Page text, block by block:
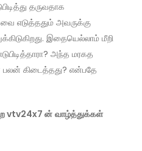
தருவதாக
எடுத்ததும் அவருக்கு
இதையெல்லாம் மீறி
அந்த மரகத
கிடைத்தது? என்பதே
vtv24x7 ன் வாழ்த்துக்கள்